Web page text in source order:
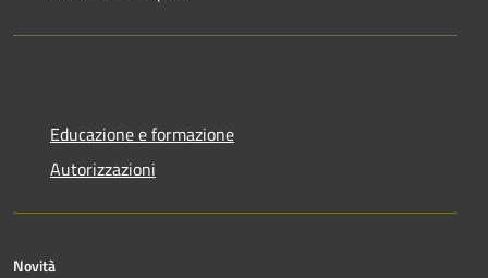
Educazione e formazione
Autorizzazioni
Novità